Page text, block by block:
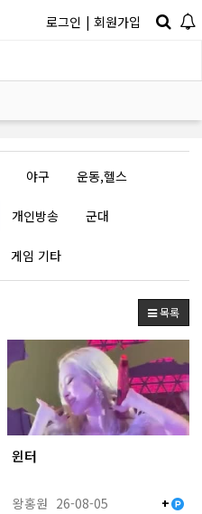
로그인 | 회원가입
야구 운동,헬스
개인방송 군대
게임 기타
목록
윈터
왕홍원 26-08-05 +